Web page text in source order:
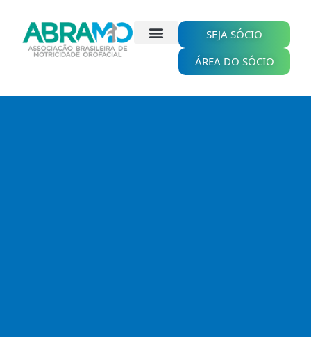
conteúdo
SEJA SÓCIO
ÁREA DO SÓCIO